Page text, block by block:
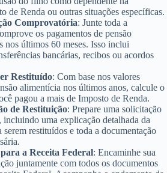
de Renda ou outras situações específicas.
Comprovatória: Junte toda a
os pagamentos de pensão
nos últimos 60 meses. Isso inclui
bancárias, recibos ou acordos
Restituído: Com base nos valores
alimentícia nos últimos anos, calcule o
pagou a mais de Imposto de Renda.
de Restituição: Prepare uma solicitação
uma explicação detalhada da
serem restituídos e toda a documentação
a Receita Federal: Encaminhe sua
juntamente com todos os documentos